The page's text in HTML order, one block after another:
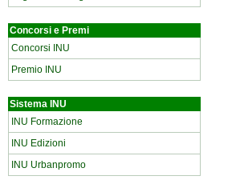
Concorsi e Premi
Concorsi INU
Premio INU
Sistema INU
INU Formazione
INU Edizioni
INU Urbanpromo